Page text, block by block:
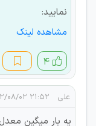
نمایید:
مشاهده لینک
۴
علی ۲۱:۵۲ ۱۴۰۲/۰۸/۰۲
یه بار میگین معدل